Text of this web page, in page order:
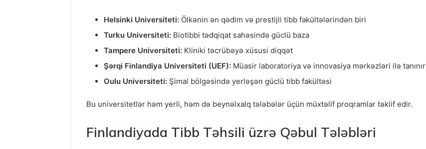
Helsinki Universiteti: Ölkənin ən qədim və prestijli tibb fakültələrindən biri
Turku Universiteti: Biotibbi tədqiqat sahəsində güclü baza
Tampere Universiteti: Kliniki təcrübəyə xüsusi diqqət
Şərqi Finlandiya Universiteti (UEF): Müasir laboratoriya və innovasiya mərkəzləri ilə tanınır
Oulu Universiteti: Şimal bölgəsində yerləşən güclü tibb fakültəsi
Bu universitetlər həm yerli, həm də beynəlxalq tələbələr üçün müxtəlif proqramlar təklif edir.
Finlandiyada Tibb Təhsili üzrə Qəbul Tələbləri